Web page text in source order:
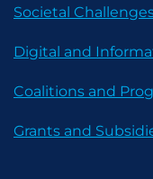
Societal
Digital and
Coalitions and
Grants and